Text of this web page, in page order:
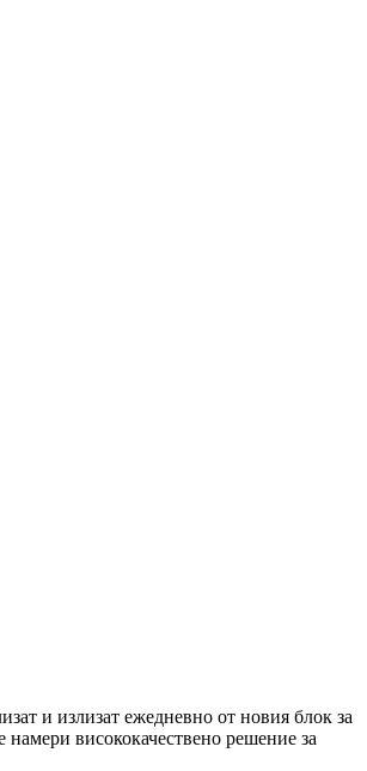
и излизат ежедневно от новия блок за
висококачествено решение за